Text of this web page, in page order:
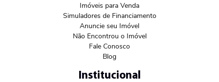
Imóveis para Venda
Simuladores de Financiamento
Anuncie seu Imóvel
Não Encontrou o Imóvel
Fale Conosco
Blog
Institucional